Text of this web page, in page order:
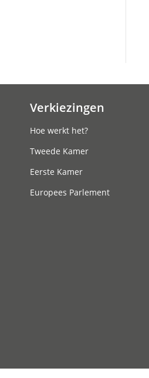
Verkiezingen
Hoe werkt het?
Tweede Kamer
Eerste Kamer
Europees Parlement